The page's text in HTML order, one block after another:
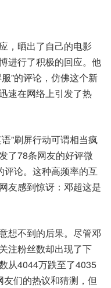
，晒出了自己的电影
进行了积极的回应。他
”的评论，仿佛这个新
速在网络上引发了热
”刷屏行动可谓相当疯
了78条网友的好评微
评论。这种高频率的互
友感到惊讶：邓超这是
想不到的后果。尽管邓
注粉丝数却出现了下
从4044万跌至了4035
们的热议和猜测，但